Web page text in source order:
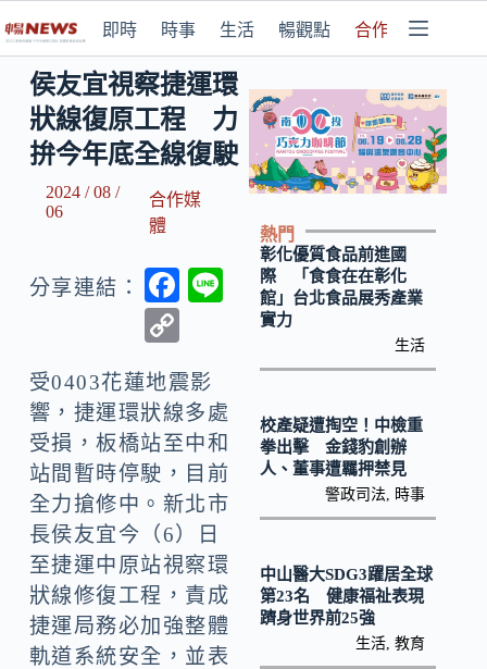
即時 時事 生活 暢觀點 合作媒體
侯友宜視察捷運環
狀線復原工程 力
拚今年底全線復駛
2024 / 08 /
06
合作媒
體
分享連結：
F
b
o
o
k
p
y
Li
n
k
受0403花蓮地震影
響，捷運環狀線多處
受損，板橋站至中和
站間暫時停駛，目前
全力搶修中。新北市
長侯友宜今（6）日
至捷運中原站視察環
狀線修復工程，責成
捷運局務必加強整體
軌道系統安全，並表
熱門
彰化優質食品前進國
際 「食食在在彰化
館」台北食品展秀產業
實力
生活
校產疑遭掏空！中檢重
拳出擊 金錢豹創辦
人、董事遭羈押禁見
警政司法 時事
中山醫大SDG3躍居全球
第23名 健康福祉表現
躋身世界前25強
生活 ,教育